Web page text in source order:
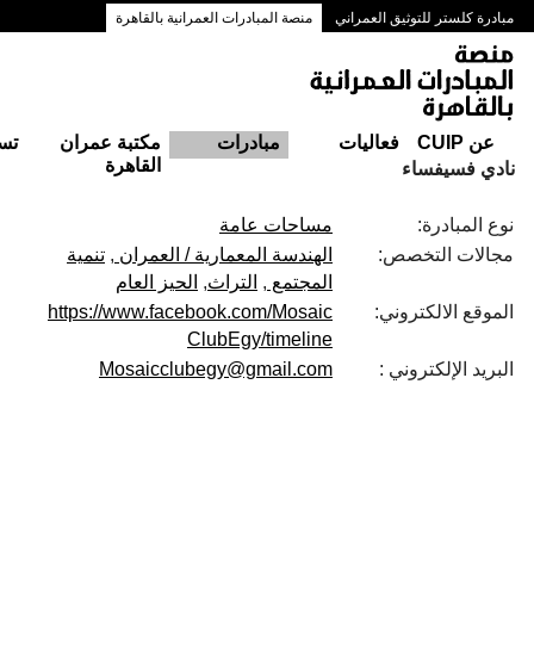
مبادرة كلستر للتوثيق العمراني منصة المبادرات العمرانية بالقاهرة
ممرات وسط البلد بالقاهرة
عن CUIP فعاليات مبادرات
مكتبة عمران
القاهرة
نادي فسيفساء
نوع المبادرة:
مساحات عامة
مجالات التخصص:
الهندسة المعمارية / العمران
تنمية
المجتمع
التراث
الحيز العام
الموقع الالكتروني:
https://www.facebook.com/Mosaic
ClubEgy/timeline
البريد الإلكتروني :
Mosaicclubegy@gmail.com